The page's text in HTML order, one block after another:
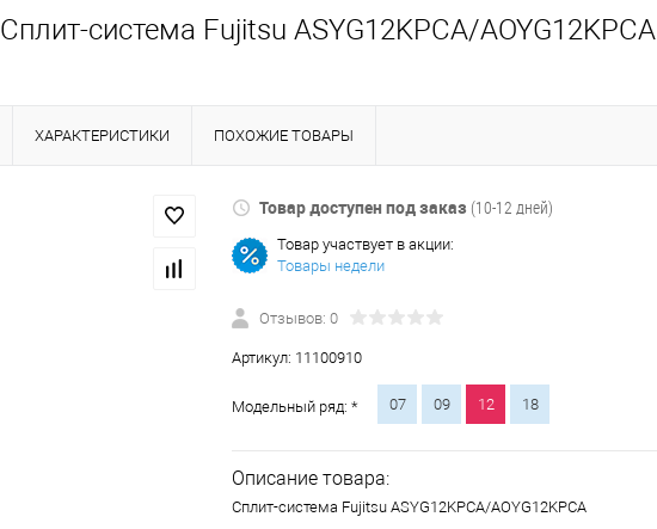
Сплит-система Fujitsu ASYG12KPCA/AOYG12KPCA
ХАРАКТЕРИСТИКИ ПОХОЖИЕ ТОВАРЫ
Товар доступен под заказ (10-12 дней)
Товар участвует в акции:
Товары недели
Отзывов: 0
Артикул: 11100910
Модельный ряд: * 07 09 12 18
Описание товара:
Сплит-система Fujitsu ASYG12KPCA/AOYG12KPCA